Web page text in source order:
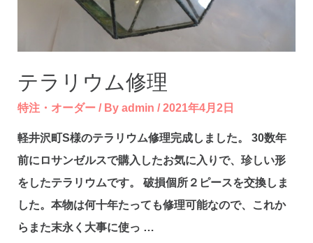
テラリウム修理
特注・オーダー/ By admin /2021年4月2日
軽井沢町S様のテラリウム修理完成しました。 30数年
前にロサンゼルスで購入したお気に入りで、珍しい形
をしたテラリウムです。 破損個所２ピースを交換しま
した。本物は何十年たっても修理可能なので、これか
らまた末永く大事に使っ …